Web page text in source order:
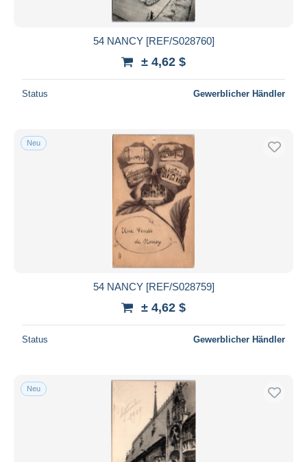
54 NANCY [REF/S028760]
± 4,62 $
Status Gewerblicher Händler
Neu
54 NANCY [REF/S028759]
± 4,62 $
Status Gewerblicher Händler
Neu